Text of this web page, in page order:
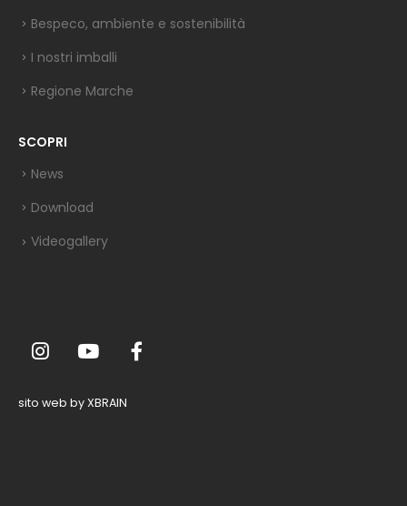
Bespeco, ambiente e sostenibilità
I nostri imballi
Regione Marche
SCOPRI
News
Download
Videogallery
sito web by XBRAIN